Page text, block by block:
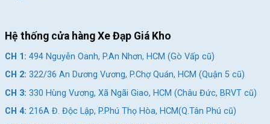
Hệ thống cửa hàng Xe Đạp Giá Kho
CH 1: 494 Nguyễn Oanh, P.An Nhơn, HCM (Gò Vấp cũ)
CH 2: 322/36 An Dương Vương, P.Chợ Quán, HCM (Quận 5 cũ)
CH 3: 330 Hùng Vương, Xã Ngãi Giao, HCM (Châu Đức, BRVT cũ)
CH 4: 216A Đ. Độc Lập, P.Phú Thọ Hòa, HCM(Q.Tân Phú cũ)